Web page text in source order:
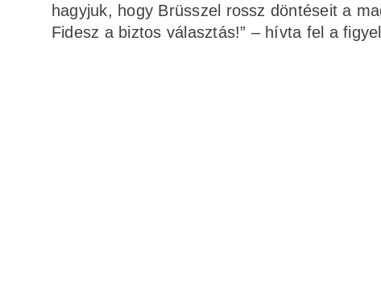
hagyjuk, hogy Brüsszel rossz döntéseit a
Fidesz a biztos választás!” – hívta fel a